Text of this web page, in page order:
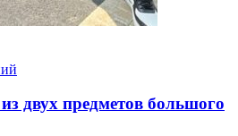
двух предметов большого